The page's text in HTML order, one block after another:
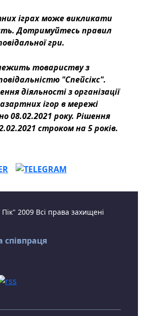
іграх може викликати
Дотримуйтесь правил
гри.
товариству з
"Спейсікс".
діяльності з організації
ігор в мережі
08.02.2021 року. Рішення
строком на 5 років.
2009 Всі права захищені